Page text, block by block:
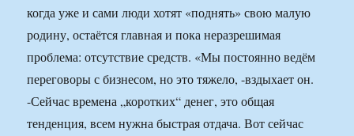
когда уже и сами люди хотят «поднять» свою малую
родину, остаётся главная и пока неразрешимая
проблема: отсутствие средств. «Мы постоянно ведём
переговоры с бизнесом, но это тяжело, -вздыхает он.
-Сейчас времена „коротких“ денег, это общая
тенденция, всем нужна быстрая отдача. Вот сейчас